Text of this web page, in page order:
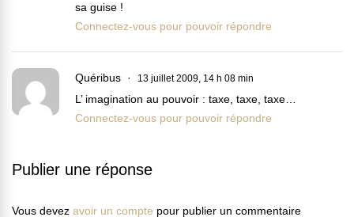
sa guise !
Connectez-vous pour pouvoir répondre
Quéribus 13 juillet 2009, 14 h 08 min
L’ imagination au pouvoir : taxe, taxe, taxe…
Connectez-vous pour pouvoir répondre
Publier une réponse
Vous devez avoir un compte pour publier un commentaire